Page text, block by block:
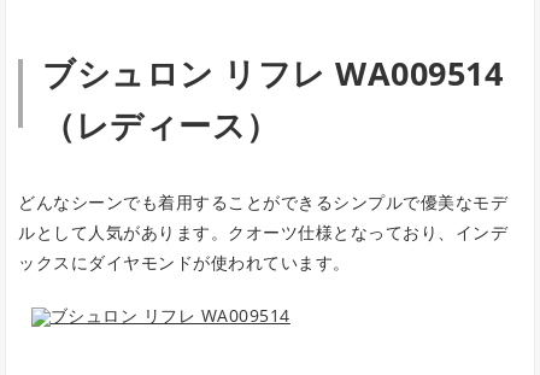
ブシュロン リフレ WA009514
（レディース）
どんなシーンでも着用することができるシンプルで優美なモデ
ルとして人気があります。クオーツ仕様となっており、インデ
ックスにダイヤモンドが使われています。